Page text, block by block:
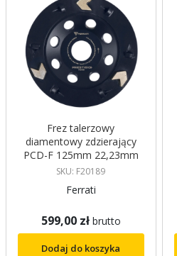
Frez talerzowy
diamentowy zdzierający
PCD-F 125mm 22,23mm
PRESTIGIO PLUS FERRATI
SKU: F20189
Ferrati
599,00 zł brutto
Dodaj do koszyka